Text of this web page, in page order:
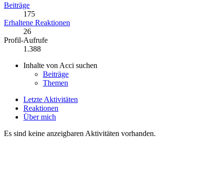
Beiträge
175
Erhaltene Reaktionen
26
Profil-Aufrufe
1.388
Inhalte von Acci suchen
Beiträge
Themen
Letzte Aktivitäten
Reaktionen
Über mich
Es sind keine anzeigbaren Aktivitäten vorhanden.